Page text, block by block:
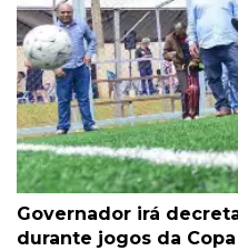
Governador irá
durante jogos da